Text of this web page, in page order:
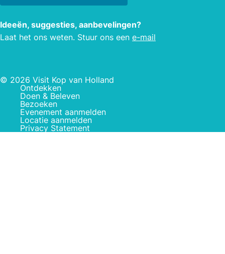
Ideeën, suggesties, aanbevelingen?
Laat het ons weten. Stuur ons een e-mail
© 2026 Visit Kop van Holland
Ontdekken
Doen & Beleven
Bezoeken
Evenement aanmelden
Locatie aanmelden
Privacy Statement